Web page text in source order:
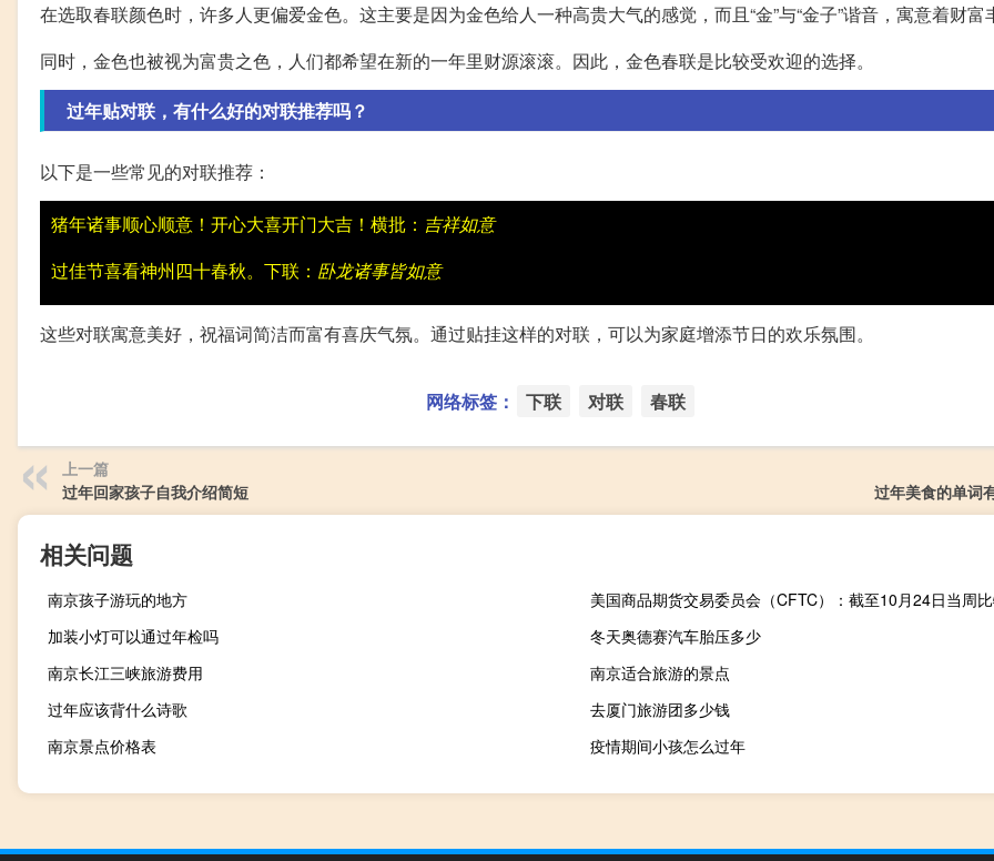
在选取春联颜色时，许多人更偏爱金色。这主要是因为金色给人一种高贵大气的感觉，而且“金”与“金子”谐音，寓意着财富
同时，金色也被视为富贵之色，人们都希望在新的一年里财源滚滚。因此，金色春联是比较受欢迎的选择。
过年贴对联，有什么好的对联推荐吗？
以下是一些常见的对联推荐：
猪年诸事顺心顺意！开心大喜开门大吉！横批： 吉祥如意
过佳节喜看神州四十春秋。下联： 卧龙诸事皆如意
这些对联寓意美好，祝福词简洁而富有喜庆气氛。通过贴挂这样的对联，可以为家庭增添节日的欢乐氛围。
网络标签： 下联 对联 春联
上一篇
过年回家孩子自我介绍简短
过年美食的单词
相关问题
南京孩子游玩的地方
加装小灯可以通过年检吗
冬天奥德赛汽车胎压多少
南京长江三峡旅游费用
南京适合旅游的景点
过年应该背什么诗歌
去厦门旅游团多少钱
南京景点价格表
疫情期间小孩怎么过年